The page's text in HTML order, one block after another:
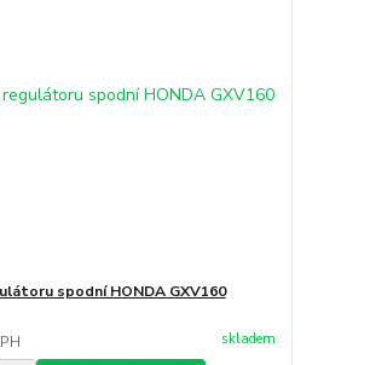
spodní HONDA GXV160
skladem